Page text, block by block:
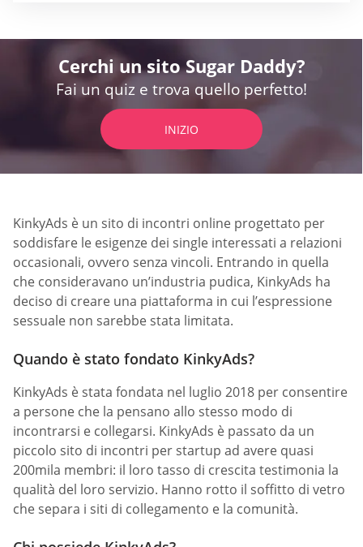
Cerchi un sito Sugar Daddy?
Fai un quiz e trova quello perfetto!
INIZIO
KinkyAds è un sito di incontri online progettato per
soddisfare le esigenze dei single interessati a relazioni
occasionali, ovvero senza vincoli. Entrando in quella
che consideravano un’industria pudica, KinkyAds ha
deciso di creare una piattaforma in cui l’espressione
sessuale non sarebbe stata limitata.
Quando è stato fondato KinkyAds?
KinkyAds è stata fondata nel luglio 2018 per consentire
a persone che la pensano allo stesso modo di
incontrarsi e collegarsi. KinkyAds è passato da un
piccolo sito di incontri per startup ad avere quasi
200mila membri: il loro tasso di crescita testimonia la
qualità del loro servizio. Hanno rotto il soffitto di vetro
che separa i siti di collegamento e la comunità.